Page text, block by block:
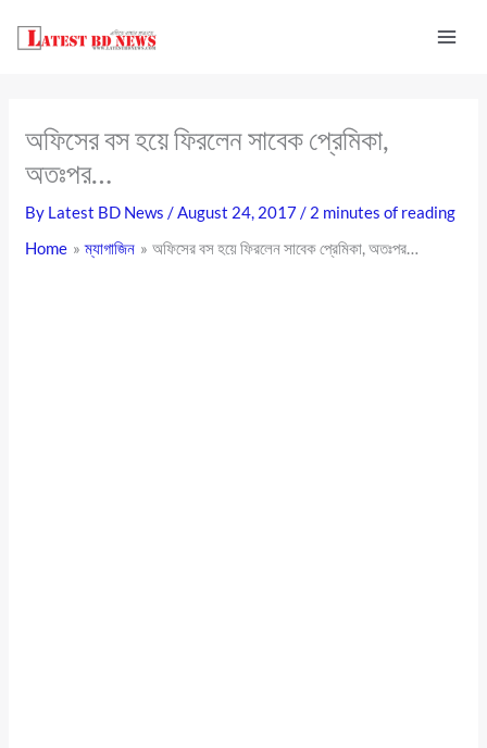
অফিসের বস হয়ে ফিরলেন সাবেক প্রেমিকা,
অতঃপর…
By Latest BD News/August 24, 2017/ 2 minutes of reading
Home
ম্যাগাজিন অফিসের বস হয়ে ফিরলেন সাবেক প্রেমিকা, অতঃপর…